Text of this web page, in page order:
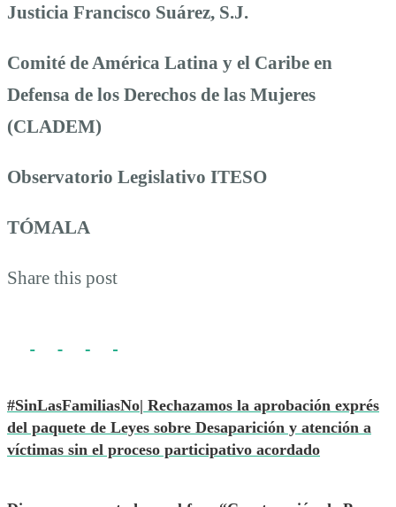
Justicia Francisco Suárez, S.J.
Comité de América Latina y el Caribe en
Defensa de los Derechos de las Mujeres
(CLADEM)
Observatorio Legislativo ITESO
TÓMALA
Share this post
#SinLasFamiliasNo| Rechazamos la aprobación exprés
del paquete de Leyes sobre Desaparición y atención a
víctimas sin el proceso participativo acordado